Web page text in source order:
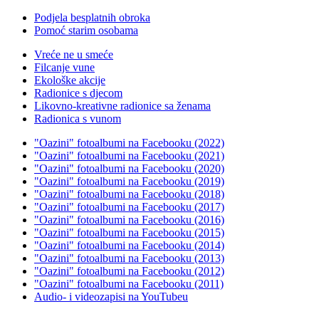
Podjela besplatnih obroka
Pomoć starim osobama
Vreće ne u smeće
Filcanje vune
Ekološke akcije
Radionice s djecom
Likovno-kreativne radionice sa ženama
Radionica s vunom
"Oazini" fotoalbumi na Facebooku (2022)
"Oazini" fotoalbumi na Facebooku (2021)
"Oazini" fotoalbumi na Facebooku (2020)
"Oazini" fotoalbumi na Facebooku (2019)
"Oazini" fotoalbumi na Facebooku (2018)
"Oazini" fotoalbumi na Facebooku (2017)
"Oazini" fotoalbumi na Facebooku (2016)
"Oazini" fotoalbumi na Facebooku (2015)
"Oazini" fotoalbumi na Facebooku (2014)
"Oazini" fotoalbumi na Facebooku (2013)
"Oazini" fotoalbumi na Facebooku (2012)
"Oazini" fotoalbumi na Facebooku (2011)
Audio- i videozapisi na YouTubeu